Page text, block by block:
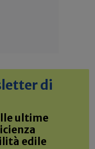
di
ultime
edile